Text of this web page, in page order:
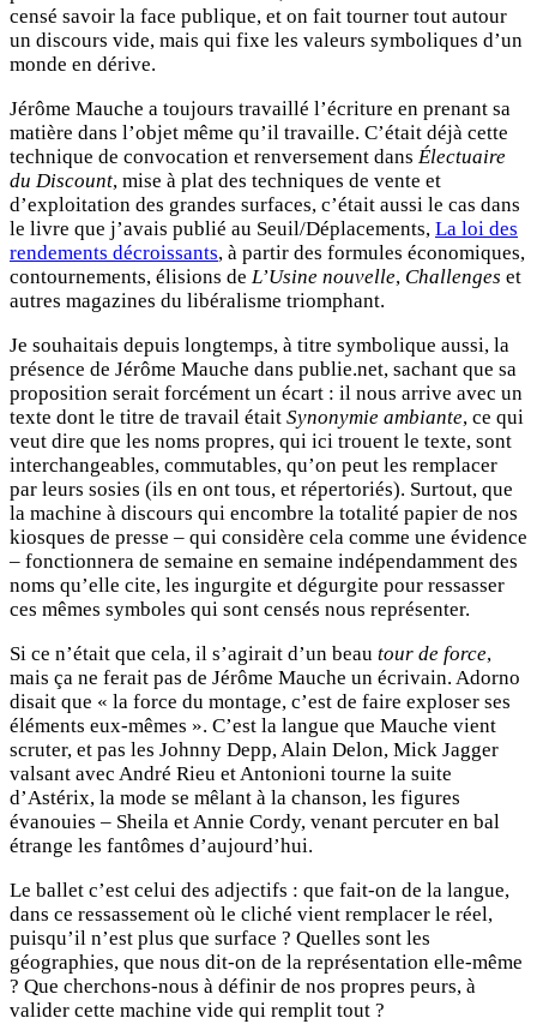
censé savoir la face publique, et on fait tourner tout autour
un discours vide, mais qui fixe les valeurs symboliques d’un
monde en dérive.
Jérôme Mauche a toujours travaillé l’écriture en prenant sa
matière dans l’objet même qu’il travaille. C’était déjà cette
technique de convocation et renversement dans Électuaire
du Discount, mise à plat des techniques de vente et
d’exploitation des grandes surfaces, c’était aussi le cas dans
le livre que j’avais publié au Seuil/Déplacements, La loi des
rendements décroissants, à partir des formules économiques,
contournements, élisions de L’Usine nouvelle, Challenges et
autres magazines du libéralisme triomphant.
Je souhaitais depuis longtemps, à titre symbolique aussi, la
présence de Jérôme Mauche dans publie.net, sachant que sa
proposition serait forcément un écart : il nous arrive avec un
texte dont le titre de travail était Synonymie ambiante, ce qui
veut dire que les noms propres, qui ici trouent le texte, sont
interchangeables, commutables, qu’on peut les remplacer
par leurs sosies (ils en ont tous, et répertoriés). Surtout, que
la machine à discours qui encombre la totalité papier de nos
kiosques de presse – qui considère cela comme une évidence
– fonctionnera de semaine en semaine indépendamment des
noms qu’elle cite, les ingurgite et dégurgite pour ressasser
ces mêmes symboles qui sont censés nous représenter.
Si ce n’était que cela, il s’agirait d’un beau tour de force,
mais ça ne ferait pas de Jérôme Mauche un écrivain. Adorno
disait que « la force du montage, c’est de faire exploser ses
éléments eux-mêmes ». C’est la langue que Mauche vient
scruter, et pas les Johnny Depp, Alain Delon, Mick Jagger
valsant avec André Rieu et Antonioni tourne la suite
d’Astérix, la mode se mêlant à la chanson, les figures
évanouies – Sheila et Annie Cordy, venant percuter en bal
étrange les fantômes d’aujourd’hui.
Le ballet c’est celui des adjectifs : que fait-on de la langue,
dans ce ressassement où le cliché vient remplacer le réel,
puisqu’il n’est plus que surface ? Quelles sont les
géographies, que nous dit-on de la représentation elle-même
? Que cherchons-nous à définir de nos propres peurs, à
valider cette machine vide qui remplit tout ?